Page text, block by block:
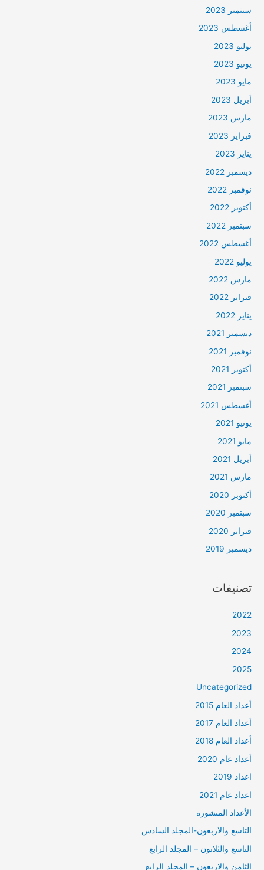
سبتمبر 2023
أغسطس 2023
يوليو 2023
يونيو 2023
مايو 2023
أبريل 2023
مارس 2023
فبراير 2023
يناير 2023
ديسمبر 2022
نوفمبر 2022
أكتوبر 2022
سبتمبر 2022
أغسطس 2022
يوليو 2022
مارس 2022
فبراير 2022
يناير 2022
ديسمبر 2021
نوفمبر 2021
أكتوبر 2021
سبتمبر 2021
أغسطس 2021
يونيو 2021
مايو 2021
أبريل 2021
مارس 2021
أكتوبر 2020
سبتمبر 2020
فبراير 2020
ديسمبر 2019
تصنيفات
2022
2023
2024
2025
Uncategorized
أعداد العام 2015
أعداد العام 2017
أعداد العام 2018
أعداد عام 2020
اعداد 2019
اعداد عام 2021
الأعداد المنشورة
التاسع والاربعون-المجلد السادس
التاسع والثلانون – المجلد الرابع
الثامن والاربعون – المجلد الرابع